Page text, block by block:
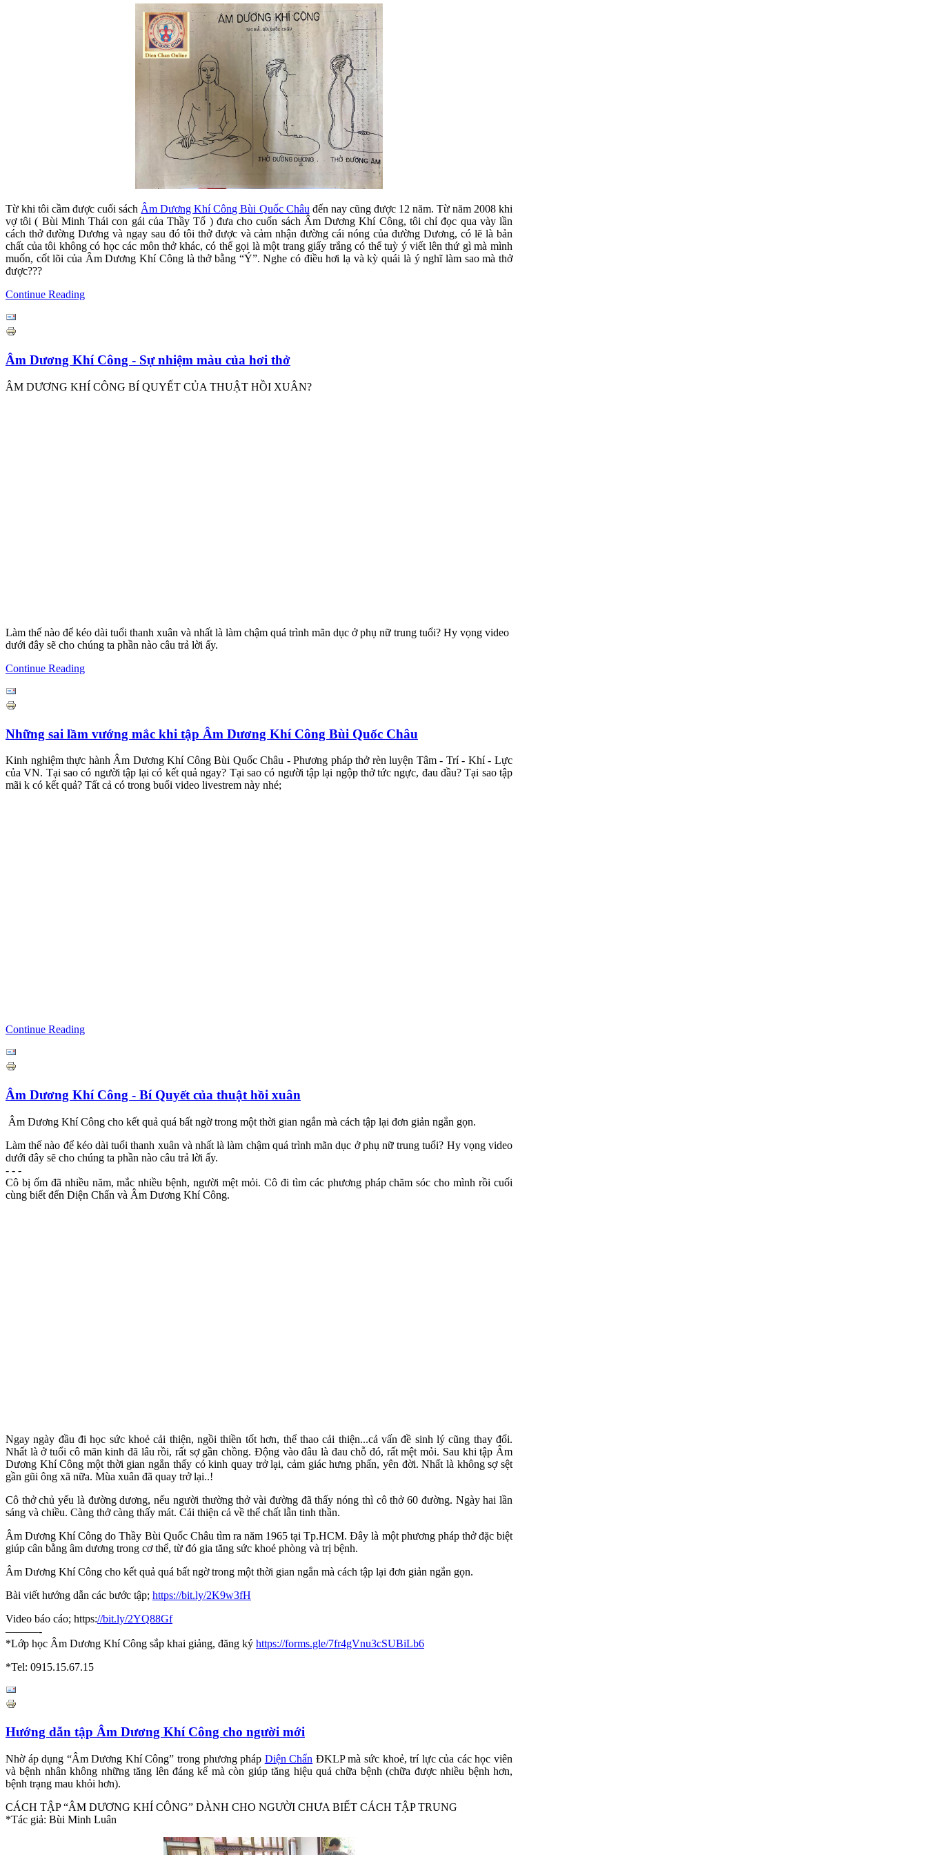
Từ khi tôi cầm được cuối sáchÂm Dương Khí Công Bùi Quốc Châuđến nay cũng được 12 năm. Từ năm 2008 khi
vợ tôi ( Bùi Minh Thái con gái của Thầy Tổ ) đưa cho cuốn sách Âm Dương Khí Công, tôi chỉ đọc qua vày lần
cách thở đường Dương và ngay sau đó tôi thở được và cảm nhận đường cái nóng của đường Dương, có lẽ là bản
chất của tôi không có học các môn thở khác, có thể gọi là một trang giấy trắng có thể tuỳ ý viết lên thứ gì mà mình
muốn, cốt lõi của Âm Dương Khí Công là thở bằng “Ý”. Nghe có điều hơi lạ và kỳ quái là ý nghĩ làm sao mà thở
được???
Continue Reading
Âm Dương Khí Công - Sự nhiệm màu của hơi thở
ÂM DƯƠNG KHÍ CÔNG BÍ QUYẾT CỦA THUẬT HỒI XUÂN?
Làm thế nào để kéo dài tuổi thanh xuân và nhất là làm chậm quá trình mãn dục ở phụ nữ trung tuổi? Hy vọng video
dưới đây sẽ cho chúng ta phần nào câu trả lời ấy.
Continue Reading
Những sai lầm vướng mắc khi tập Âm Dương Khí Công Bùi Quốc Châu
Kinh nghiệm thực hành Âm Dương Khí Công Bùi Quốc Châu - Phương pháp thở rèn luyện Tâm - Trí - Khí - Lực
của VN. Tại sao có người tập lại có kết quả ngay? Tại sao có người tập lại ngộp thở tức ngực, đau đầu? Tại sao tập
mãi k có kết quả? Tất cả có trong buổi video livestrem này nhé;
Continue Reading
Âm Dương Khí Công - Bí Quyết của thuật hồi xuân
Âm Dương Khí Công cho kết quả quá bất ngờ trong một thời gian ngắn mà cách tập lại đơn giản ngắn gọn.
Làm thế nào để kéo dài tuổi thanh xuân và nhất là làm chậm quá trình mãn dục ở phụ nữ trung tuổi? Hy vọng video
dưới đây sẽ cho chúng ta phần nào câu trả lời ấy.
- - -
Cô bị ốm đã nhiều năm, mắc nhiều bệnh, người mệt mỏi. Cô đi tìm các phương pháp chăm sóc cho mình rồi cuối
cùng biết đến Diện Chẩn và Âm Dương Khí Công.
Ngay ngày đầu đi học sức khoẻ cải thiện, ngồi thiền tốt hơn, thể thao cải thiện...cả vấn đề sinh lý cũng thay đổi.
Nhất là ở tuổi cô mãn kinh đã lâu rồi, rất sợ gần chồng. Động vào đâu là đau chỗ đó, rất mệt mỏi. Sau khi tập Âm
Dương Khí Công một thời gian ngắn thấy có kinh quay trở lại, cảm giác hưng phấn, yên đời. Nhất là không sợ sệt
gần gũi ông xã nữa. Mùa xuân đã quay trở lại..!
Cô thở chủ yếu là đường dương, nếu người thường thở vài đường đã thấy nóng thì cô thở 60 đường. Ngày hai lần
sáng và chiều. Càng thở càng thấy mát. Cải thiện cả về thể chất lẫn tinh thần.
Âm Dương Khí Công do Thầy Bùi Quốc Châu tìm ra năm 1965 tại Tp.HCM. Đây là một phương pháp thở đặc biệt
giúp cân bằng âm dương trong cơ thể, từ đó gia tăng sức khoẻ phòng và trị bệnh.
Âm Dương Khí Công cho kết quả quá bất ngờ trong một thời gian ngắn mà cách tập lại đơn giản ngắn gọn.
Bài viết hướng dẫn các bước tập; https://bit.ly/2K9w3fH
Video báo cáo; https://bit.ly/2YQ88Gf
———-
*Lớp học Âm Dương Khí Công sắp khai giảng, đăng ký https://forms.gle/7fr4gVnu3cSUBiLb6
*Tel: 0915.15.67.15
Hướng dẫn tập Âm Dương Khí Công cho người mới
Nhờ áp dụng “Âm Dương Khí Công” trong phương pháp Diện Chẩn ĐKLP mà sức khoẻ, trí lực của các học viên
và bệnh nhân không những tăng lên đáng kể mà còn giúp tăng hiệu quả chữa bệnh (chữa được nhiều bệnh hơn,
bệnh trạng mau khỏi hơn).
CÁCH TẬP “ÂM DƯƠNG KHÍ CÔNG” DÀNH CHO NGƯỜI CHƯA BIẾT CÁCH TẬP TRUNG
*Tác giả: Bùi Minh Luân